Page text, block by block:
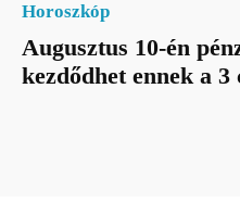
Horoszkóp
Augusztus 10-én
kezdődhet ennek a